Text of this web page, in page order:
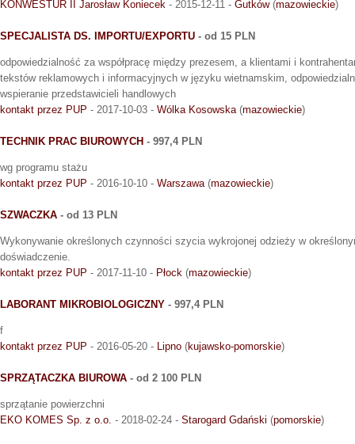
KONWESTUR II Jarosław Koniecek - 2015-12-11 - Gutków(mazowieckie)
SPECJALISTA DS. IMPORTU/EXPORTU - od 15 PLN
odpowiedzialność za współpracę między prezesem, a klientami i
tekstów reklamowych i informacyjnych w języku wietnamskim,
wspieranie przedstawicieli handlowych
kontakt przez PUP - 2017-10-03 - Wólka Kosowska (mazowieckie)
TECHNIK PRAC BIUROWYCH - 997,4 PLN
wg programu stażu
kontakt przez PUP - 2016-10-10 - Warszawa (mazowieckie)
SZWACZKA - od 13 PLN
Wykonywanie określonych czynności szycia wykrojonej odzieży w
doświadczenie.
kontakt przez PUP - 2017-11-10 - Płock (mazowieckie)
LABORANT MIKROBIOLOGICZNY - 997,4 PLN
f
kontakt przez PUP - 2016-05-20 - Lipno (kujawsko-pomorskie)
SPRZĄTACZKA BIUROWA - od 2 100 PLN
sprzątanie powierzchni
EKO KOMES Sp. z o.o. - 2018-02-24 - Starogard Gdański (pomorskie)